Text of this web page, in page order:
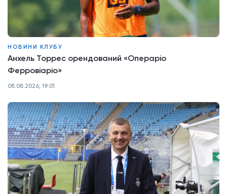
НОВИНИ КЛУБУ
Анхель Торрес орендований «Операріо
Ферровіаріо»
08.08.2026, 19:01